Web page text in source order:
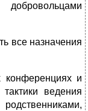
все назначения
конференциях и
ведения